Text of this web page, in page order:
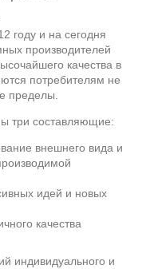
году и на сегодня
производителей
качества в
потребителям не
пределы.
три составляющие:
внешнего вида и
идей и новых
качества
индивидуального и